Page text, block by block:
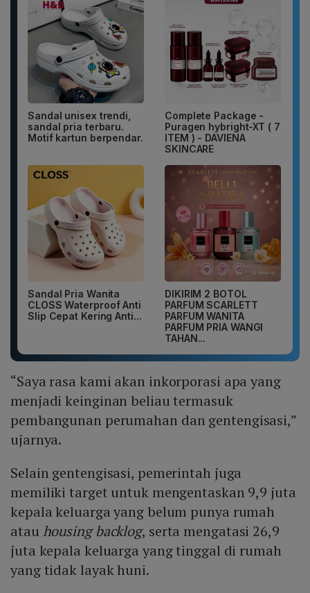
Sandal unisex trendi,
sandal pria terbaru.
Motif kartun berpendar.
Complete Package -
Puragen hybright-XT ( 7
ITEM ) - DAVIENA
SKINCARE
Sandal Pria Wanita
CLOSS Waterproof Anti
Slip Cepat Kering Anti...
DIKIRIM 2 BOTOL
PARFUM SCARLETT
PARFUM WANITA
PARFUM PRIA WANGI
TAHAN...
“Saya rasa kami akan inkorporasi apa yang
menjadi keinginan beliau termasuk
pembangunan perumahan dan gentengisasi,”
ujarnya.
Selain gentengisasi, pemerintah juga
memiliki target untuk mengentaskan 9,9 juta
kepala keluarga yang belum punya rumah
atau housing backlog, serta mengatasi 26,9
juta kepala keluarga yang tinggal di rumah
yang tidak layak huni.